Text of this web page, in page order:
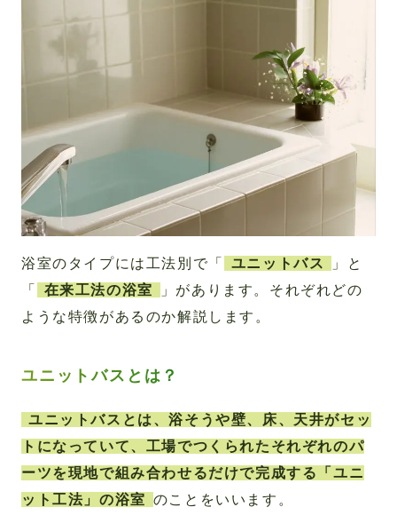
浴室のタイプには工法別で「 ユニットバス
」と
「
在来工法の浴室
」があります。それぞれどの
ような特徴があるのか解説します。
ユニットバスとは？
ユニットバスとは、浴そうや壁、床、天井がセッ
トになっていて、工場でつくられたそれぞれのパ
ーツを現地で組み合わせるだけで完成する「ユニ
ット工法」の浴室 のことをいいます。